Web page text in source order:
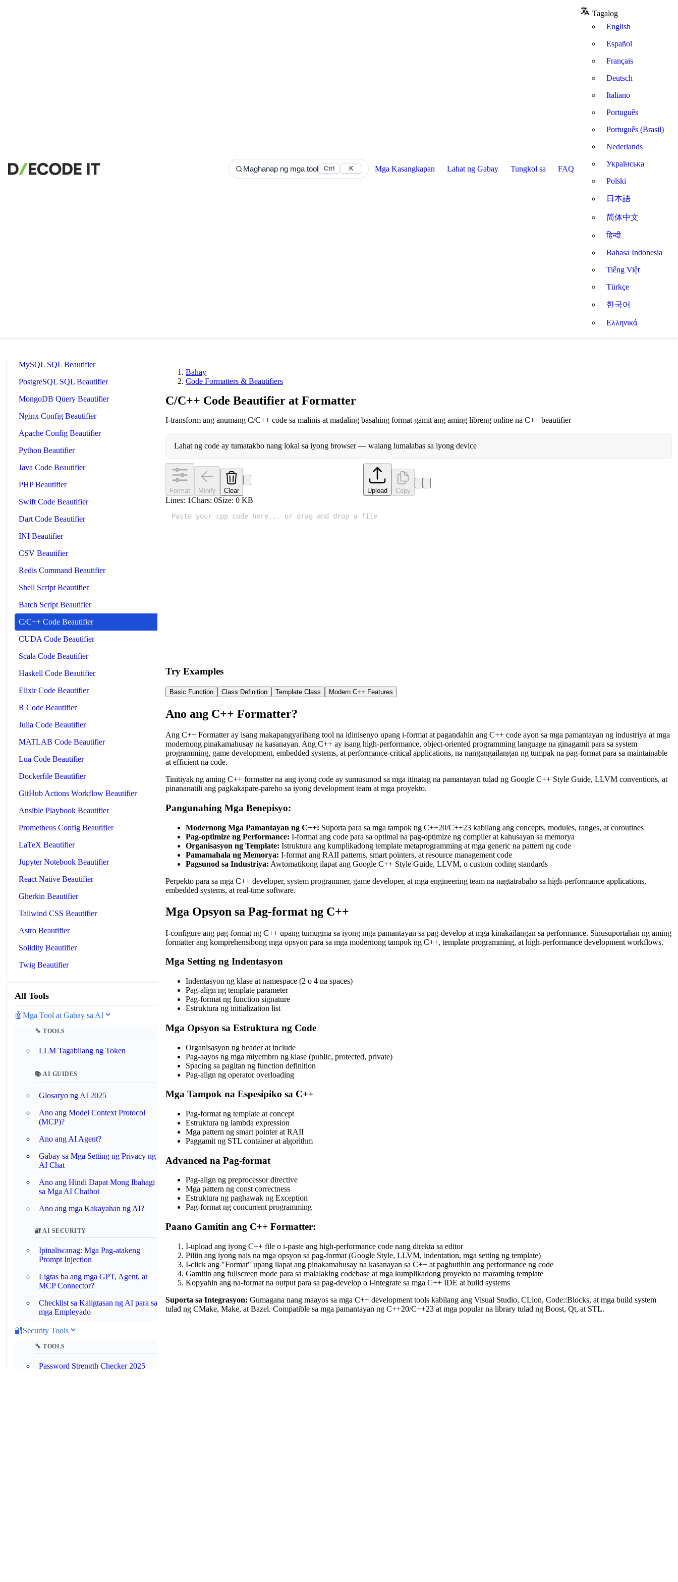
Maghanap ng mga tool Ctrl K Mga Kasangkapan Lahat ng Gabay Tungkol sa FAQ
Tagalog
English
Español
Français
Deutsch
Italiano
Português
Português (Brasil)
Nederlands
Українська
Polski
日本語
简体中文
हिन्दी
Bahasa Indonesia
Tiếng Việt
Türkçe
한국어
Ελληνικά
HTML Beautifier
MySQL SQL Beautifier
PostgreSQL SQL Beautifier
MongoDB Query Beautifier
Nginx Config Beautifier
Apache Config Beautifier
Python Beautifier
Java Code Beautifier
PHP Beautifier
Swift Code Beautifier
Dart Code Beautifier
INI Beautifier
CSV Beautifier
Redis Command Beautifier
Shell Script Beautifier
Batch Script Beautifier
C/C++ Code Beautifier
CUDA Code Beautifier
Scala Code Beautifier
Haskell Code Beautifier
Elixir Code Beautifier
R Code Beautifier
Julia Code Beautifier
MATLAB Code Beautifier
Lua Code Beautifier
Dockerfile Beautifier
GitHub Actions Workflow Beautifier
Ansible Playbook Beautifier
Prometheus Config Beautifier
LaTeX Beautifier
Jupyter Notebook Beautifier
React Native Beautifier
Gherkin Beautifier
Tailwind CSS Beautifier
Astro Beautifier
Solidity Beautifier
Twig Beautifier
All Tools
🤖Mga Tool at Gabay sa AI
🔧 TOOLS
LLM Tagabilang ng Token
📚 AI GUIDES
Glosaryo ng AI 2025
Ano ang Model Context Protocol
(MCP)?
Ano ang AI Agent?
Gabay sa Mga Setting ng Privacy ng
AI Chat
Ano ang Hindi Dapat Mong Ibahagi
sa Mga AI Chatbot
Ano ang mga Kakayahan ng AI?
🔐 AI SECURITY
Ipinaliwanag: Mga Pag-atakeng
Prompt Injection
Ligtas ba ang mga GPT, Agent, at
MCP Connector?
Checklist sa Kaligtasan ng AI para sa
mga Empleyado
🔐Security Tools
🔧 TOOLS
Password Strength Checker 2025
Bahay
Code Formatters & Beautifiers
C/C++ Code Beautifier at Formatter
I-transform ang anumang C/C++ code sa malinis at madaling basahing format gamit ang aming libreng online na C++ beautifier
Lahat ng code ay tumatakbo nang lokal sa iyong browser — walang lumalabas sa iyong device
Format Minify Clear Upload Copy
Lines: 1Chars: 0Size: 0 KB
Try Examples
Basic Function Class Definition Template Class Modern C++ Features
Ano ang C++ Formatter?
Ang C++ Formatter ay isang makapangyarihang tool na idinisenyo upang i-format at pagandahin ang C++ code ayon sa mga pamantayan ng industriya at mga
modernong pinakamahusay na kasanayan. Ang C++ ay isang high-performance, object-oriented programming language na ginagamit para sa system
programming, game development, embedded systems, at performance-critical applications, na nangangailangan ng tumpak na pag-format para sa maintainable
at efficient na code.
Tinitiyak ng aming C++ formatter na ang iyong code ay sumusunod sa mga itinatag na pamantayan tulad ng Google C++ Style Guide, LLVM conventions, at
pinananatili ang pagkakapare-pareho sa iyong development team at mga proyekto.
Pangunahing Mga Benepisyo:
Modernong Mga Pamantayan ng C++: Suporta para sa mga tampok ng C++20/C++23 kabilang ang concepts, modules, ranges, at coroutines
Pag-optimize ng Performance: I-format ang code para sa optimal na pag-optimize ng compiler at kahusayan sa memorya
Organisasyon ng Template: Istruktura ang kumplikadong template metaprogramming at mga generic na pattern ng code
Pamamahala ng Memorya: I-format ang RAII patterns, smart pointers, at resource management code
Pagsunod sa Industriya: Awtomatikong ilapat ang Google C++ Style Guide, LLVM, o custom coding standards
Perpekto para sa mga C++ developer, system programmer, game developer, at mga engineering team na nagtatrabaho sa high-performance applications,
embedded systems, at real-time software.
Mga Opsyon sa Pag-format ng C++
I-configure ang pag-format ng C++ upang tumugma sa iyong mga pamantayan sa pag-develop at mga kinakailangan sa performance. Sinusuportahan ng aming
formatter ang komprehensibong mga opsyon para sa mga modernong tampok ng C++, template programming, at high-performance development workflows.
Mga Setting ng Indentasyon
Indentasyon ng klase at namespace (2 o 4 na spaces)
Pag-align ng template parameter
Pag-format ng function signature
Estruktura ng initialization list
Mga Opsyon sa Estruktura ng Code
Organisasyon ng header at include
Pag-aayos ng mga miyembro ng klase (public, protected, private)
Spacing sa pagitan ng function definition
Pag-align ng operator overloading
Mga Tampok na Espesipiko sa C++
Pag-format ng template at concept
Estruktura ng lambda expression
Mga pattern ng smart pointer at RAII
Paggamit ng STL container at algorithm
Advanced na Pag-format
Pag-align ng preprocessor directive
Mga pattern ng const correctness
Estruktura ng paghawak ng Exception
Pag-format ng concurrent programming
Paano Gamitin ang C++ Formatter:
I-upload ang iyong C++ file o i-paste ang high-performance code nang direkta sa editor
Piliin ang iyong nais na mga opsyon sa pag-format (Google Style, LLVM, indentation, mga setting ng template)
I-click ang "Format" upang ilapat ang pinakamahusay na kasanayan sa C++ at pagbutihin ang performance ng code
Gamitin ang fullscreen mode para sa malalaking codebase at mga kumplikadong proyekto na maraming template
Kopyahin ang na-format na output para sa pag-develop o i-integrate sa mga C++ IDE at build systems
Suporta sa Integrasyon: Gumagana nang maayos sa mga C++ development tools kabilang ang Visual Studio, CLion, Code::Blocks, at mga build system
tulad ng CMake, Make, at Bazel. Compatible sa mga pamantayan ng C++20/C++23 at mga popular na library tulad ng Boost, Qt, at STL.